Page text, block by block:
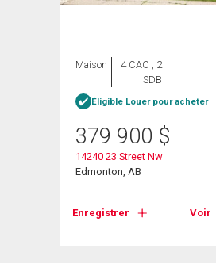
Maison
4 CAC , 2
SDB
Éligible Louer pour acheter
379 900 $
14240 23 Street Nw
Edmonton, AB
Enregistrer Voir